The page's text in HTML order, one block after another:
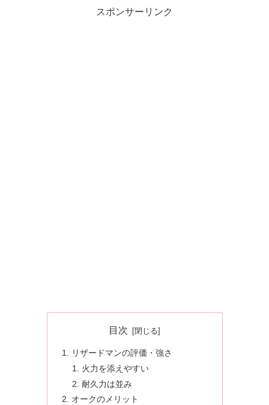
スポンサーリンク
目次
リザードマンの評価・強さ
火力を添えやすい
耐久力は並み
オークのメリット